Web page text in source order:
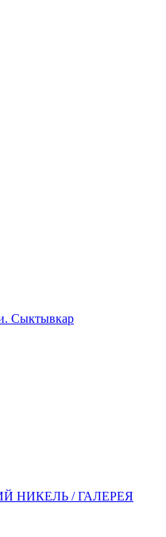
Сыктывкар
НИКЕЛЬ / ГАЛЕРЕЯ